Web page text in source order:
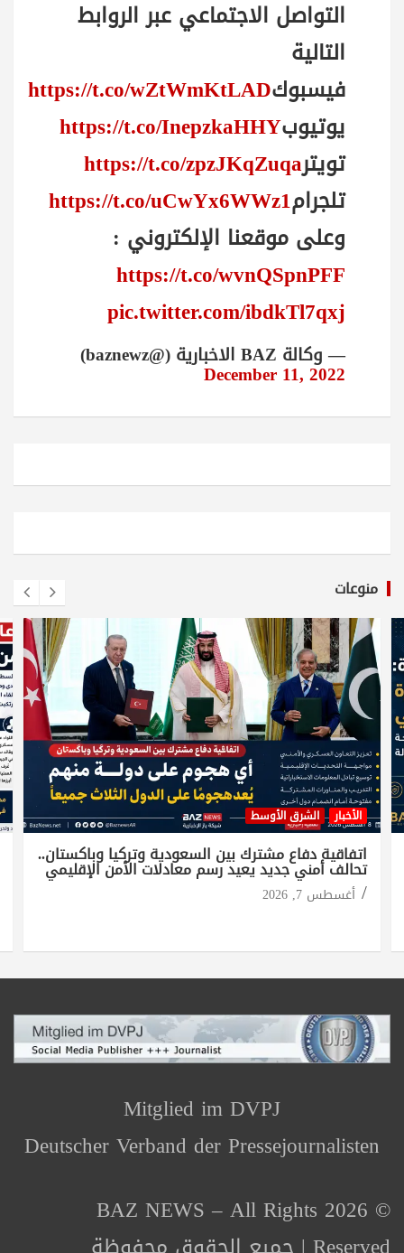
التواصل الاجتماعي عبر الروابط
التالية
فيسبوكhttps://t.co/wZtWmKtLAD
يوتيوبhttps://t.co/InepzkaHHY
تويترhttps://t.co/zpzJKqZuqa
تلجرامhttps://t.co/uCwYx6WWz1
وعلى موقعنا الإلكتروني :
https://t.co/wvnQSpnPFF
pic.twitter.com/ibdkTl7qxj
— وكالة BAZ الاخبارية (@baznewz)
December 11, 2022
منوعات
الأخبار الشرق الأوسط
اتفاقية دفاع مشترك بين السعودية وتركيا وباكستان..
تحالف أمني جديد يعيد رسم معادلات الأمن الإقليمي
أغسطس 7, 2026
Mitglied im DVPJ
Deutscher Verband der Pressejournalisten
© 2026 BAZ NEWS – All Rights